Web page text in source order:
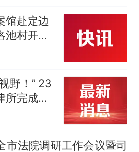
馆赴定边
池村开展
野！” 23
所完成暑
市法院调研工作会议暨司